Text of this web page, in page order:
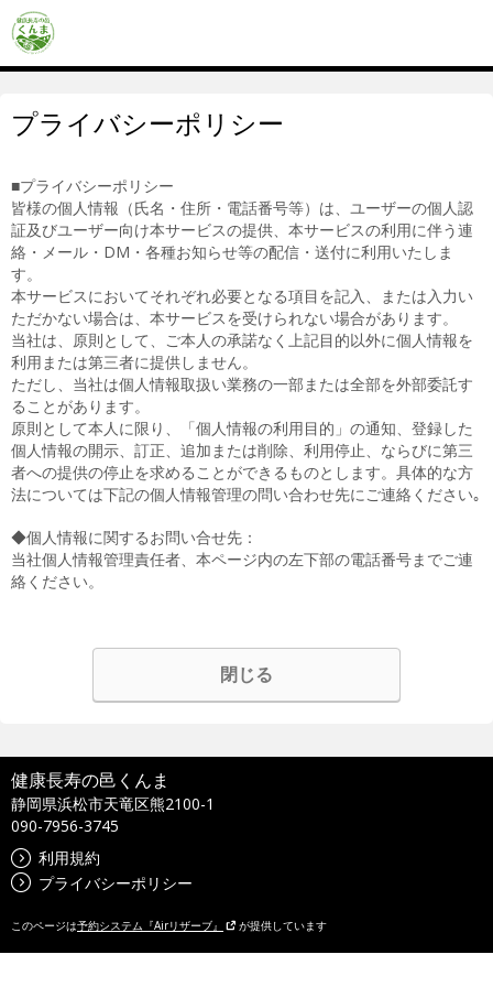
プライバシーポリシー
■プライバシーポリシー
皆様の個人情報（氏名・住所・電話番号等）は、ユーザーの個人認
証及びユーザー向け本サービスの提供、本サービスの利用に伴う連
絡・メール・DM・各種お知らせ等の配信・送付に利用いたしま
す。
本サービスにおいてそれぞれ必要となる項目を記入、または入力い
ただかない場合は、本サービスを受けられない場合があります。
当社は、原則として、ご本人の承諾なく上記目的以外に個人情報を
利用または第三者に提供しません。
ただし、当社は個人情報取扱い業務の一部または全部を外部委託す
ることがあります。
原則として本人に限り、「個人情報の利用目的」の通知、登録した
個人情報の開示、訂正、追加または削除、利用停止、ならびに第三
者への提供の停止を求めることができるものとします。具体的な方
法については下記の個人情報管理の問い合わせ先にご連絡ください｡
◆個人情報に関するお問い合せ先：
当社個人情報管理責任者、本ページ内の左下部の電話番号までご連
絡ください。
閉じる
健康長寿の邑くんま
静岡県浜松市天竜区熊2100-1
090-7956-3745
利用規約
プライバシーポリシー
このページは予約システム『Airリザーブ』 が提供しています